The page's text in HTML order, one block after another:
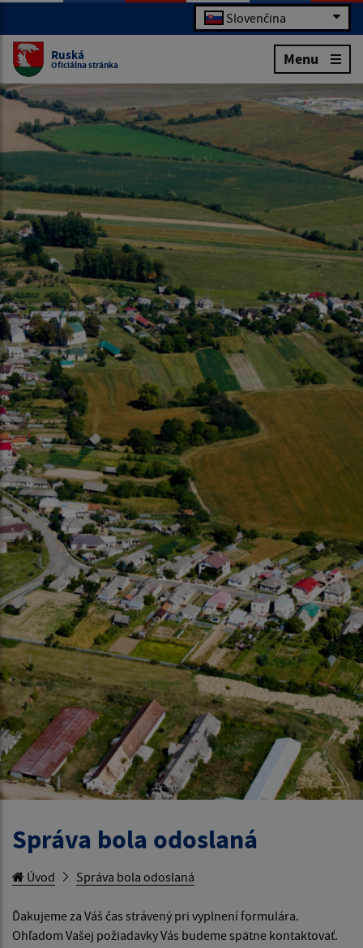
Slovenčina
Ruská
Oficiálna stránka Menu
Správa bola odoslaná
Úvod Správa bola odoslaná
Ďakujeme za Váš čas strávený pri vyplnení formulára.
Ohľadom Vašej požiadavky Vás budeme spätne kontaktovať.